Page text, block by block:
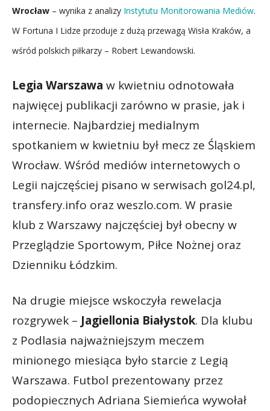
Wrocław – wynika z analizy Instytutu Monitorowania Mediów.
W Fortuna I Lidze przoduje z dużą przewagą Wisła Kraków, a
wśród polskich piłkarzy – Robert Lewandowski.
Legia Warszawa w kwietniu odnotowała
najwięcej publikacji zarówno w prasie, jak i
internecie. Najbardziej medialnym
spotkaniem w kwietniu był mecz ze Śląskiem
Wrocław. Wśród mediów internetowych o
Legii najczęściej pisano w serwisach gol24.pl,
transfery.info oraz weszlo.com. W prasie
klub z Warszawy najczęściej był obecny w
Przeglądzie Sportowym, Piłce Nożnej oraz
Dzienniku Łódzkim.
Na drugie miejsce wskoczyła rewelacja
rozgrywek – Jagiellonia Białystok. Dla klubu
z Podlasia najważniejszym meczem
minionego miesiąca było starcie z Legią
Warszawa. Futbol prezentowany przez
podopiecznych Adriana Siemieńca wywołał